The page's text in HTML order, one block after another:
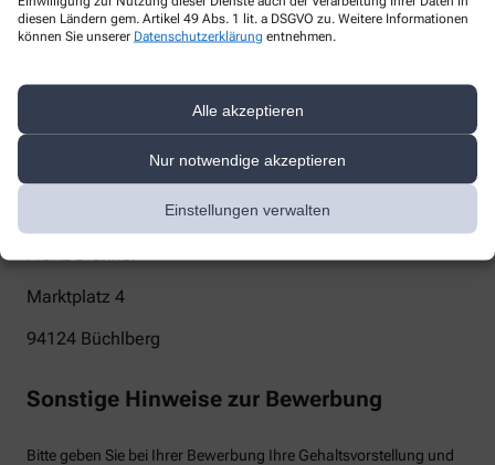
diesen Ländern gem. Artikel 49 Abs. 1 lit. a DSGVO zu. Weitere Informationen
können Sie unserer Datenschutzerklärung entnehmen.
Alle akzeptieren
Nur notwendige akzeptieren
Einstellungen verwalten
apotheke-buechlberg@freenet.de
St.Ulrich-Apotheke
Marktplatz 4
94124 Büchlberg
Sonstige Hinweise zur Bewerbung
Bitte geben Sie bei Ihrer Bewerbung Ihre Gehaltsvorstellung und